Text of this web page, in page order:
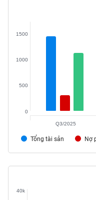
Tổng tài sản Nợ
0
500
1000
1500
Q3/2025
40k
TIÊU
DÙNG
YẾU
TIÊU
THIẾT